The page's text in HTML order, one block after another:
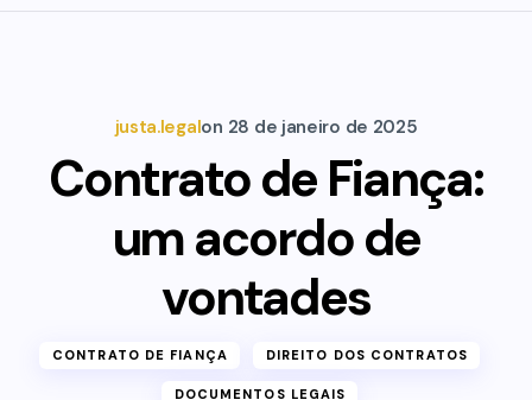
justa.legalon 28 de janeiro de 2025
Contrato de Fiança:
um acordo de
vontades
CONTRATO DE FIANÇA DIREITO DOS CONTRATOS
DOCUMENTOS LEGAIS